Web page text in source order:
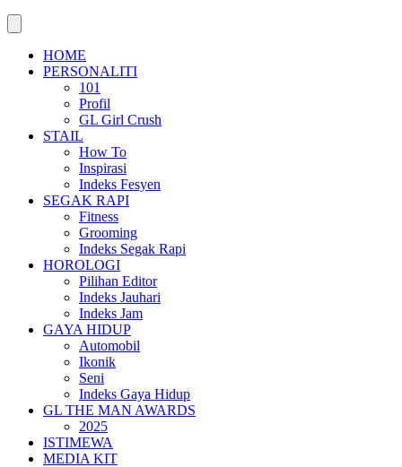
HOME
PERSONALITI
101
Profil
GL Girl Crush
STAIL
How To
Inspirasi
Indeks Fesyen
SEGAK RAPI
Fitness
Grooming
Indeks Segak Rapi
HOROLOGI
Pilihan Editor
Indeks Jauhari
Indeks Jam
GAYA HIDUP
Automobil
Ikonik
Seni
Indeks Gaya Hidup
GL THE MAN AWARDS
2025
ISTIMEWA
MEDIA KIT